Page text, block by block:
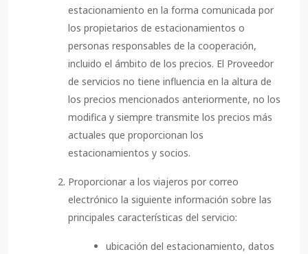
estacionamiento en la forma comunicada por
los propietarios de estacionamientos o
personas responsables de la cooperación,
incluido el ámbito de los precios. El Proveedor
de servicios no tiene influencia en la altura de
los precios mencionados anteriormente, no los
modifica y siempre transmite los precios más
actuales que proporcionan los
estacionamientos y socios.
Proporcionar a los viajeros por correo
electrónico la siguiente información sobre las
principales características del servicio:
ubicación del estacionamiento, datos